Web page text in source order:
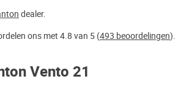
dealer.
ons met 4.8 van 5 (493 beoordelingen).
Vento 21